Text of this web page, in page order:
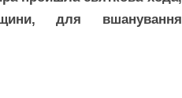
для вшанування